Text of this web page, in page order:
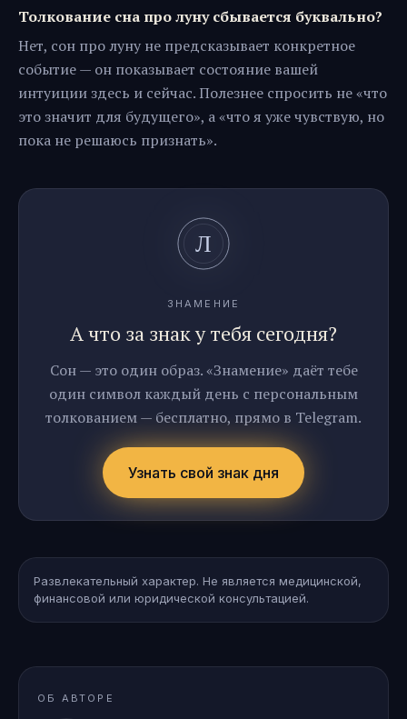
Толкование сна про луну сбывается буквально?
Нет, сон про луну не предсказывает конкретное
событие — он показывает состояние вашей
интуиции здесь и сейчас. Полезнее спросить не «что
это значит для будущего», а «что я уже чувствую, но
пока не решаюсь признать».
ЗНАМЕНИЕ
А что за знак у тебя сегодня?
Сон — это один образ. «Знамение» даёт тебе
один символ каждый день с персональным
толкованием — бесплатно, прямо в Telegram.
Узнать свой знак дня
Развлекательный характер. Не является медицинской,
финансовой или юридической консультацией.
ОБ АВТОРЕ